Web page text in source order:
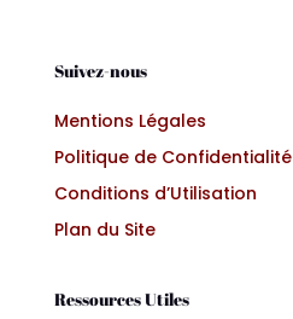
Suivez-nous
Mentions Légales
Politique de Confidentialité
Conditions d’Utilisation
Plan du Site
Ressources Utiles